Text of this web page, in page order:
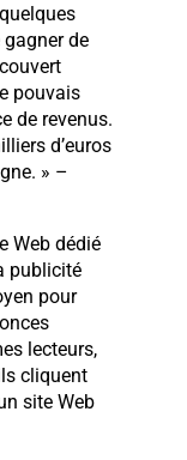
de
pouvais
de revenus.
d’euros
» –
Web dédié
publicité
pour
lecteurs,
cliquent
site Web